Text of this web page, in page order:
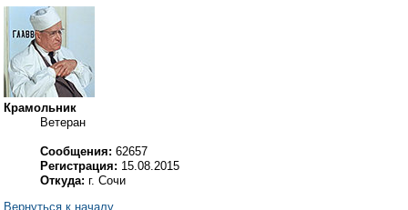
Крамольник
Ветеран
Сообщения: 62657
Регистрация: 15.08.2015
Откуда: г. Сочи
Вернуться к началу